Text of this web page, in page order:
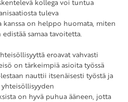
tuleva
on helppo huomata, miten
samaa tavoitetta.
eroavat vahvasti
on tärkeimpiä asioita työssä
nauttii itsenäisesti työstä ja
on hyvä puhua ääneen, jotta